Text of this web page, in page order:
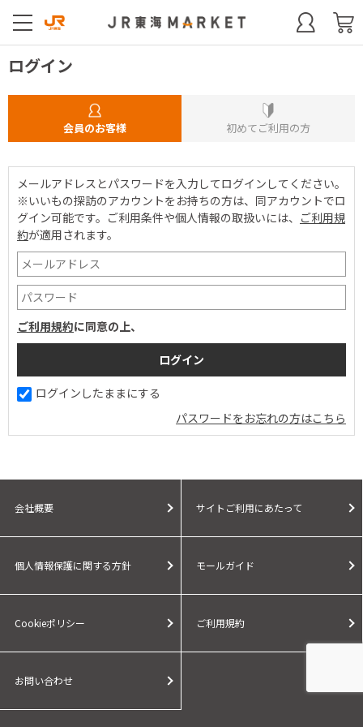
ログイン
会員のお客様 初めてご利用の方
メールアドレスとパスワードを入力してログインしてください。
※いいもの探訪のアカウントをお持ちの方は、同アカウントでロ
グイン可能です。 ご利用条件や個人情報の取扱いには、 ご利用規
約が適用されます。
ご利用規約に同意の上、
ログインしたままにする
パスワードをお忘れの方はこちら
会社概要 サイトご利用にあたって
個人情報保護に関する方針 モールガイド
Cookieポリシー ご利用規約
お問い合わせ